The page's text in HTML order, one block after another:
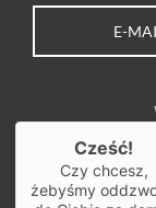
E-
Cześć!
Czy chcesz,
żebyśmy